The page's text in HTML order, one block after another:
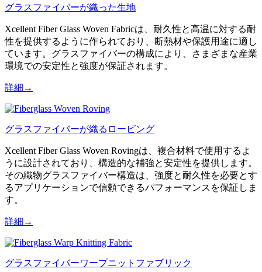
グラスファイバーが織った生地
Xcellent Fiber Glass Woven Fabricは、耐久性と高温に対する耐
性を提供するように作られており、断熱材や保護用途に適し
ています。グラスファイバーの構成により、さまざまな産業
環境での安定性と強度が保証されます。
詳細→
グラスファイバーが織るロービング
Xcellent Fiber Glass Woven Rovingは、複合材料で使用するよ
うに設計されており、構造的な補強と安定性を提供します。
その織物グラスファイバー構造は、強度と耐久性を必要とす
るアプリケーションで信頼できるパフォーマンスを保証しま
す。
詳細→
グラスファイバーワープニットファブリック